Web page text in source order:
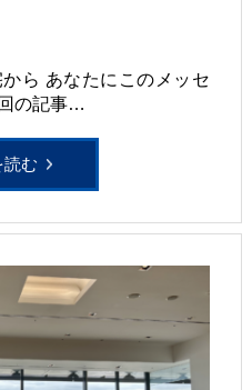
ら あなたにこのメッセ
の記事…
読む